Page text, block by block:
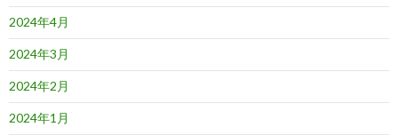
2024年4月
2024年3月
2024年2月
2024年1月